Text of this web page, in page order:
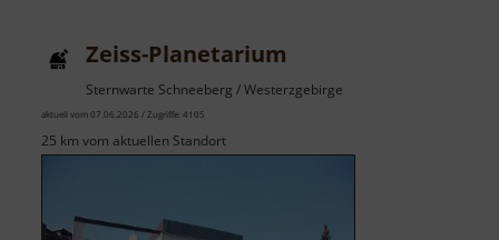
Zeiss-Planetarium
Sternwarte Schneeberg / Westerzgebirge
aktuell vom 07.06.2026 / Zugriffe: 4105
25 km vom aktuellen Standort